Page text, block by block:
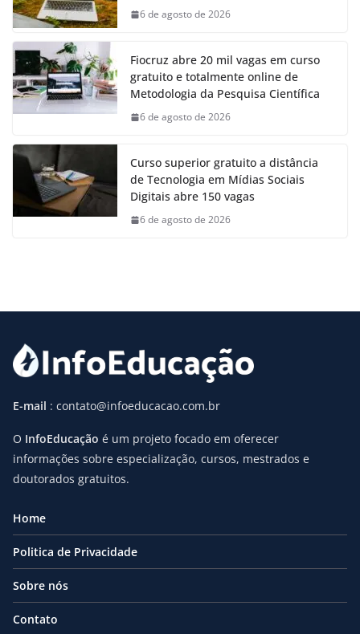
6 de agosto de 2026
Fiocruz abre 20 mil vagas em curso
gratuito e totalmente online de
Metodologia da Pesquisa Científica
6 de agosto de 2026
Curso superior gratuito a distância
de Tecnologia em Mídias Sociais
Digitais abre 150 vagas
6 de agosto de 2026
E-mail : contato@infoeducacao.com.br
O InfoEducação é um projeto focado em oferecer
informações sobre especialização, cursos, mestrados e
doutorados gratuitos.
Home
Politica de Privacidade
Sobre nós
Contato